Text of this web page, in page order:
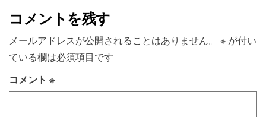
コメントを残す
メールアドレスが公開されることはありません。 ※ が付い
ている欄は必須項目です
コメント ※